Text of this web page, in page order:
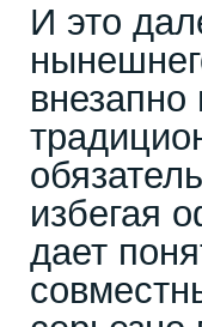
И это
избегая
дает